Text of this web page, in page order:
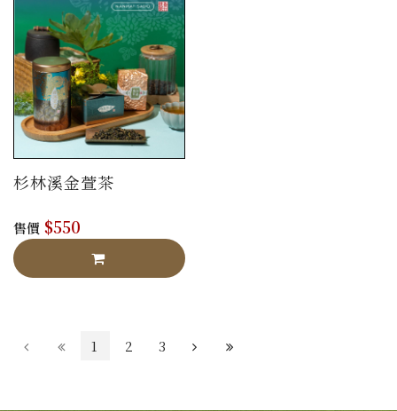
杉林溪金萱茶
售價 $550
1 2 3